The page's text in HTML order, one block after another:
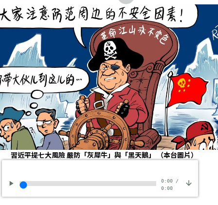
習近平提七大風險 嚴防「灰犀牛」與「黑天鵝」 （本台圖片）
0:00/
0:00